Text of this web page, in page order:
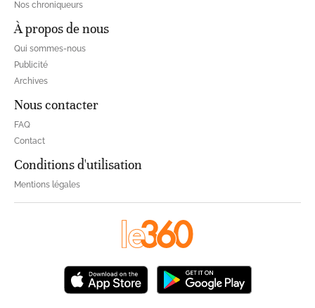
Nos chroniqueurs
À propos de nous
Qui sommes-nous
Publicité
Archives
Nous contacter
FAQ
Contact
Conditions d'utilisation
Mentions légales